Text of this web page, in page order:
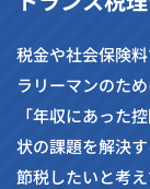
税金や社会保険
ラリーマンのた
「年収にあった
状の課題を解決
節税したいと考